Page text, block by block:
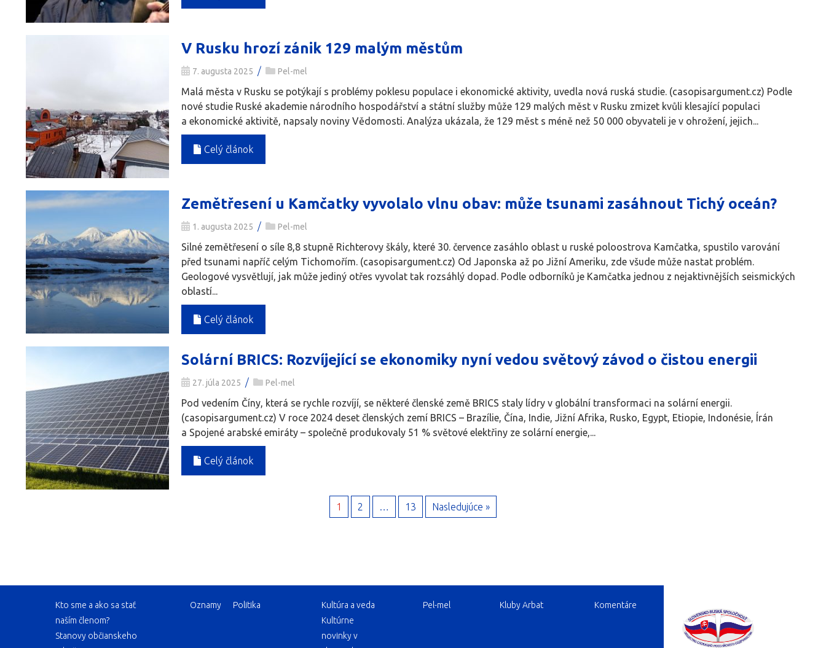
V Rusku hrozí zánik 129 malým městům
7. augusta 2025 / Pel-mel
Malá města v Rusku se potýkají s problémy poklesu populace i ekonomické aktivity, uvedla nová ruská studie. (casopisargument.cz) Podle
nové studie Ruské akademie národního hospodářství a státní služby může 129 malých měst v Rusku zmizet kvůli klesající populaci
a ekonomické aktivitě, napsaly noviny Vědomosti. Analýza ukázala, že 129 měst s méně než 50 000 obyvateli je v ohrožení, jejich...
Celý článok
Zemětřesení u Kamčatky vyvolalo vlnu obav: může tsunami zasáhnout Tichý oceán?
1. augusta 2025 / Pel-mel
Silné zemětřesení o síle 8,8 stupně Richterovy škály, které 30. července zasáhlo oblast u ruské poloostrova Kamčatka, spustilo varování
před tsunami napříč celým Tichomořím. (casopisargument.cz) Od Japonska až po Jižní Ameriku, zde všude může nastat problém.
Geologové vysvětlují, jak může jediný otřes vyvolat tak rozsáhlý dopad. Podle odborníků je Kamčatka jednou z nejaktivnějších seismických
oblastí...
Celý článok
Solární BRICS: Rozvíjející se ekonomiky nyní vedou světový závod o čistou energii
27. júla 2025 / Pel-mel
Pod vedením Číny, která se rychle rozvíjí, se některé členské země BRICS staly lídry v globální transformaci na solární energii.
(casopisargument.cz) V roce 2024 deset členských zemí BRICS – Brazílie, Čína, Indie, Jižní Afrika, Rusko, Egypt, Etiopie, Indonésie, Írán
a Spojené arabské emiráty – společně produkovaly 51 % světové elektřiny ze solární energie,...
Celý článok
1 2 … 13 Nasledujúce »
Kto sme a ako sa stať
naším členom?
Stanovy občianskeho
Oznamy Politika
Kultúra a veda
Kultúrne
novinky v
Pel-mel Kluby Arbat Komentáre